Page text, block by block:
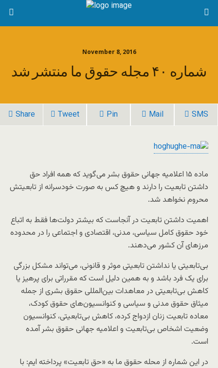
November 8, 2016
شماره ۴۰ مجله حقوق ما منتشر شد
Share Tweet Pin Mail SMS
ماده ۱۵ اعلامیه جهانی حقوق بشر می‌گوید که همه افراد حق
داشتن تابعیت را دارند و هیچ کس به صورت خودسرانه از تابعیتش
محروم نخواهد شد.
اهمیت داشتن تابعیت در آنجاست که بیشتر دولت‌ها فقط به اتباع
خود حقوق کامل سیاسی، مدنی، اقتصادی و اجتماعی را در محدوده
مرزهای آن کشور می‌دهند.
بی‌تابعیتی یا نداشتن تابعیتی موثر و قانونی، می‌تواند مشکل بزرگی
برای یک فرد باشد و به همین دلیل است که مقرراتی برای پرهیز یا
کاهش بی‌تابعیتی در معاهدات بین‌المللی حقوق بشری از جمله
میثاق حقوق مدنی و سیاسی و کنوانسیون‌های حقوق کودک،
معاده تابعیت زنان ازدواج کرده، کاهش بی‌تابعیتی، کنوانسیون
وضعیت اشخاص بی‌تابعیت و اعلامیه جهانی حقوق بشر آمده
است.
در این شماره از محله حقوق ما به «حق تابعیت» پرداخته ایم: با